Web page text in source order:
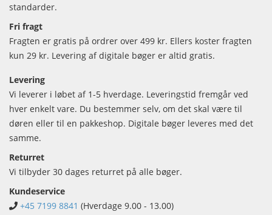
standarder.
Fri fragt
Fragten er gratis på ordrer over 499 kr. Ellers koster fragten
kun 29 kr. Levering af digitale bøger er altid gratis.
Levering
Vi leverer i løbet af 1-5 hverdage. Leveringstid fremgår ved
hver enkelt vare. Du bestemmer selv, om det skal være til
døren eller til en pakkeshop. Digitale bøger leveres med det
samme.
Returret
Vi tilbyder 30 dages returret på alle bøger.
Kundeservice
+45 7199 8841 (Hverdage 9.00 - 13.00)